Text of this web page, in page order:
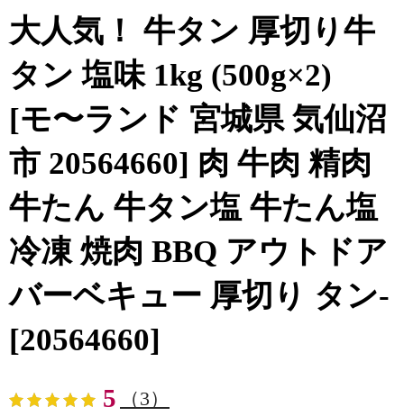
大人気！ 牛タン 厚切り牛
タン 塩味 1kg (500g×2)
[モ〜ランド 宮城県 気仙沼
市 20564660] 肉 牛肉 精肉
牛たん 牛タン塩 牛たん塩
冷凍 焼肉 BBQ アウトドア
バーベキュー 厚切り タン-
[20564660]
5 （3）